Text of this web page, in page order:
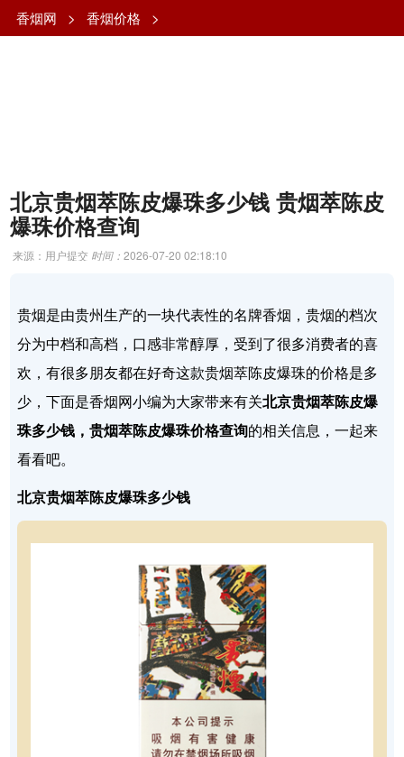
香烟网 > 香烟价格 >
北京贵烟萃陈皮爆珠多少钱 贵烟萃陈皮
爆珠价格查询
来源：用户提交 时间：2026-07-20 02:18:10
贵烟是由贵州生产的一块代表性的名牌香烟，贵烟的档次
分为中档和高档，口感非常醇厚，受到了很多消费者的喜
欢，有很多朋友都在好奇这款贵烟萃陈皮爆珠的价格是多
少，下面是香烟网小编为大家带来有关北京贵烟萃陈皮爆
珠多少钱，贵烟萃陈皮爆珠价格查询的相关信息，一起来
看看吧。
北京贵烟萃陈皮爆珠多少钱